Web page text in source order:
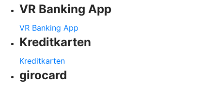
VR Banking App
VR Banking App
Kreditkarten
Kreditkarten
girocard